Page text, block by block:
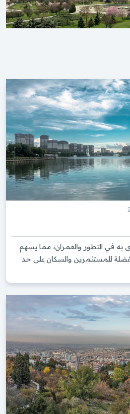
به في التطور والعمران، مما يسهم
للمستثمرين والسكان على حد